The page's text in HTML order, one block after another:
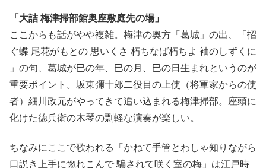
「大詰 梅津掃部館奥座敷庭先の場」
ここからも話がやや複雑。梅津の奥方「葛城」の出、「招
ぐ蝶 尾花がもとの 思いくさ 朽ちなば朽ちよ 袖のしずくに
」の句、葛城が巳の年、巳の月、巳の日生まれというのが
重要ポイント。坂東彌十郎二役目の上使（将軍家からの使
者）細川政元がやってきて追い込まれる梅津掃部。座頭に
化けた徳兵衛の木琴の剽軽な演奏が楽しい。
ちなみにここで歌われる「かねて手管とわしゃ知りながら
口説き上手に惚れこんで 騙されて咲く室の梅」は江戸時